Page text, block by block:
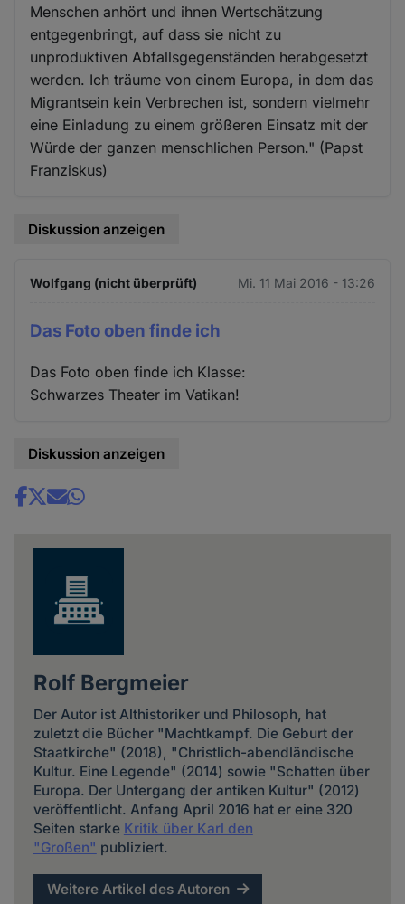
Menschen anhört und ihnen Wertschätzung
entgegenbringt, auf dass sie nicht zu
unproduktiven Abfallsgegenständen herabgesetzt
werden. Ich träume von einem Europa, in dem das
Migrantsein kein Verbrechen ist, sondern vielmehr
eine Einladung zu einem größeren Einsatz mit der
Würde der ganzen menschlichen Person." (Papst
Franziskus)
Diskussion anzeigen
Wolfgang (nicht überprüft) Mi. 11 Mai 2016 - 13:26
Das Foto oben finde ich
Das Foto oben finde ich Klasse:
Schwarzes Theater im Vatikan!
Diskussion anzeigen
Share
Rolf Bergmeier
Der Autor ist Althistoriker und Philosoph, hat
zuletzt die Bücher "Machtkampf. Die Geburt der
Staatkirche" (2018), "Christlich-abendländische
Kultur. Eine Legende" (2014) sowie "Schatten über
Europa. Der Untergang der antiken Kultur" (2012)
veröffentlicht. Anfang April 2016 hat er eine 320
Seiten starke Kritik über Karl den
"Großen" publiziert.
Weitere Artikel des Autoren